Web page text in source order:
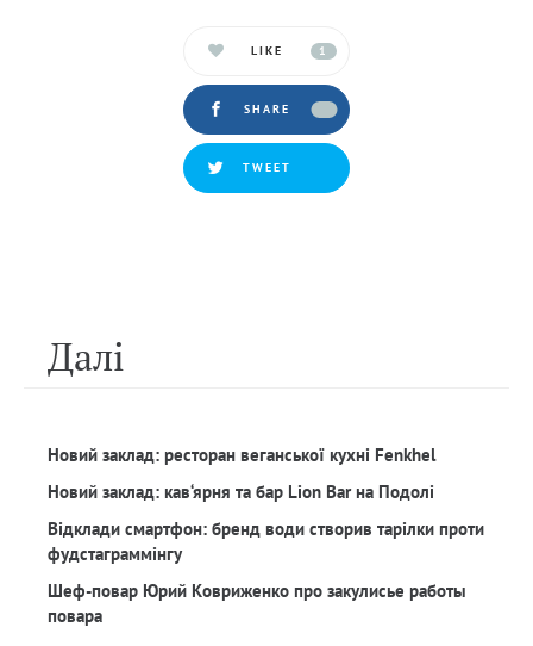
LIKE 1
SHARE
TWEET
Далi
Новий заклад: ресторан веганської кухні Fenkhel
Новий заклад: кав‘ярня та бар Lion Bar на Подолі
Відклади смартфон: бренд води створив тарілки проти
фудстаграммінгу
Шеф-повар Юрий Ковриженко про закулисье работы
повара